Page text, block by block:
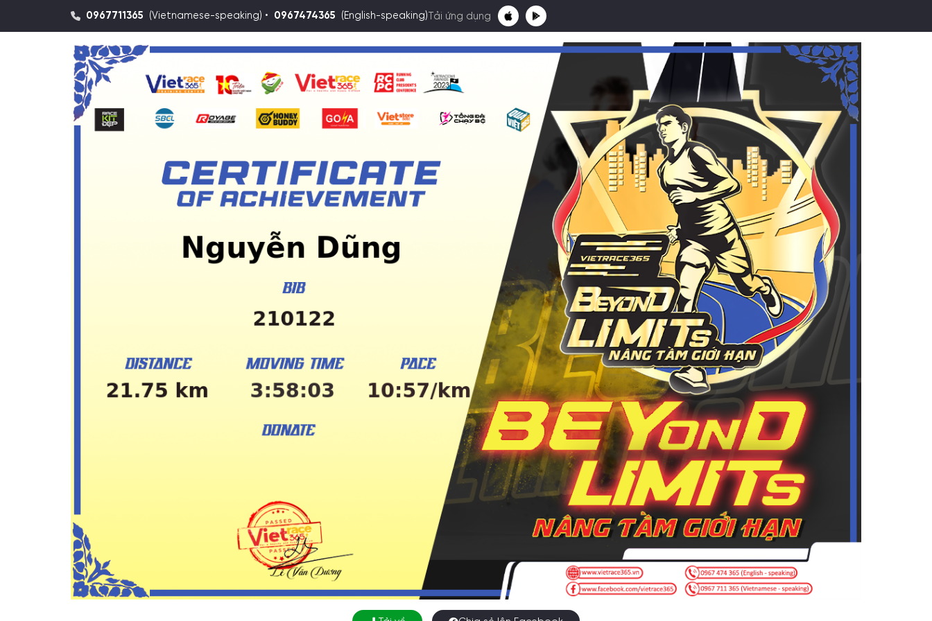
0967711365 (Vietnamese-speaking) • 0967474365 (English-speaking) Tải ứng dụng